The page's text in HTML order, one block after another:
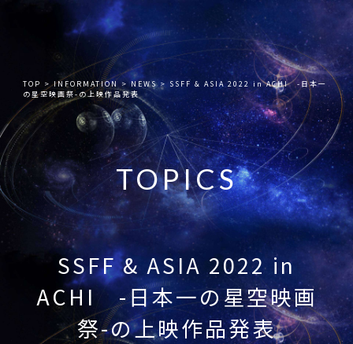
TOPICS
TOP >INFORMATION >NEWS> SSFF & ASIA 2022 in ACHI -日本一
の星空映画祭-の上映作品発表
SSFF & ASIA 2022 in
ACHI -日本一の星空映画
祭-の上映作品発表